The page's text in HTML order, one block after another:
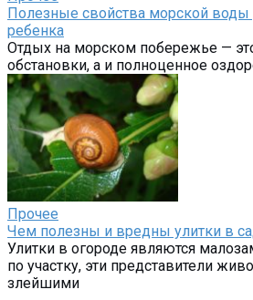
Полезные свойства морской воды
ребенка
Отдых на морском побережье —
обстановки, а и полноценное
Прочее
Чем полезны и вредны улитки в
Улитки в огороде являются
по участку, эти представители
злейшими